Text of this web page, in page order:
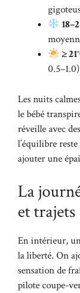
≥
Les nuits
le bébé
réveille avec
l’équilibre
ajouter une
La
et trajets
En intérieur,
la liberté. On
sensation de
pilote coupe-